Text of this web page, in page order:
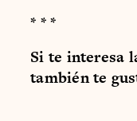
* * *
Si te interesa
también te